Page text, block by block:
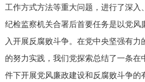
工作方式方法等重大问题，进行了深入
纪检监察机关合署后首要任务是以党风
入开展反腐败斗争。在党中央坚强有力
的努力实践，我们党探索总结了一条在
件下开展党风廉政建设和反腐败斗争的